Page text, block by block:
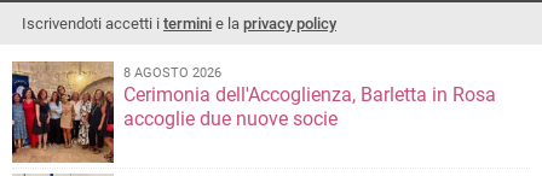
Iscrivendoti accetti i termini e la privacy policy
8 AGOSTO 2026
Cerimonia dell'Accoglienza, Barletta in Rosa
accoglie due nuove socie